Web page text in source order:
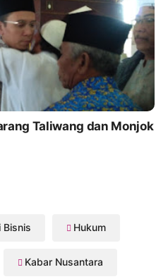
Taliwang dan Monjok
Bisnis Hukum
Kabar Nusantara